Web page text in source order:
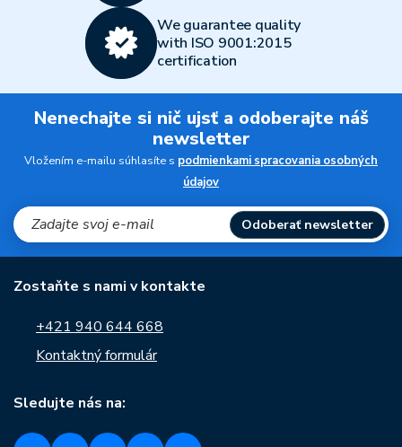
We guarantee quality
with ISO 9001:2015
certification
Nenechajte si nič ujsť a odoberajte náš
newsletter
Vložením e-mailu súhlasíte s podmienkami spracovania osobných
údajov
Odoberať newsletter
Zostaňte s nami v kontakte
+421 940 644 668
Kontaktný formulár
Sledujte nás na: